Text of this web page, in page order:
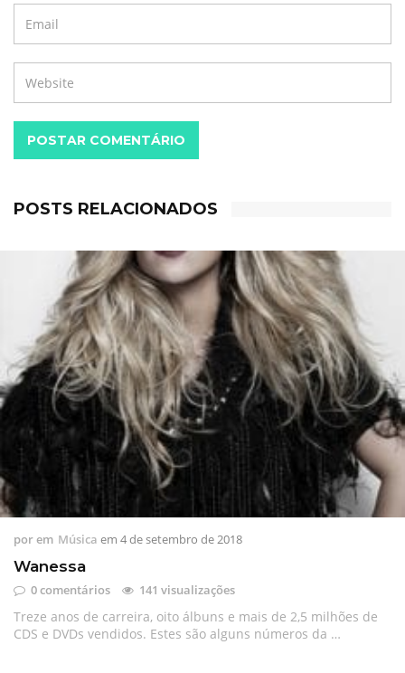
POSTAR COMENTÁRIO
POSTS RELACIONADOS
porem Música em 4 de setembro de 2018
Wanessa
0 comentários 141 visualizações
Treze anos de carreira, oito álbuns e mais de 2,5 milhões de
CDS e DVDs vendidos. Estes são alguns números da …